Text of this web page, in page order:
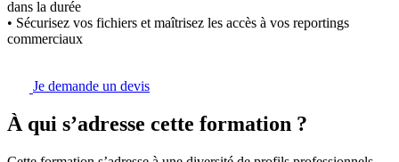
dans la durée
• Sécurisez vos fichiers et maîtrisez les accès à vos reportings
commerciaux
Je demande un devis
À qui s’adresse cette formation ?